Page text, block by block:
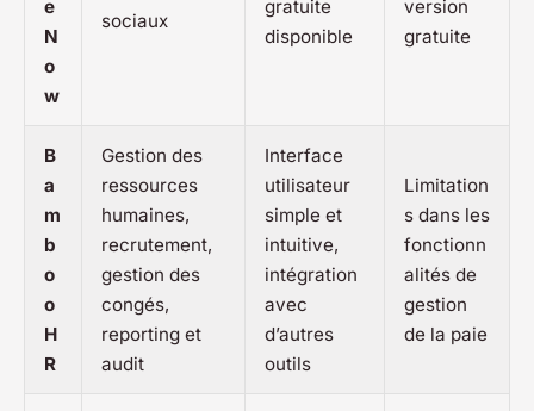
e
N
o
w
sociaux
gratuite
disponible
version
gratuite
B
a
m
b
o
o
H
R
Gestion des
ressources
humaines,
recrutement,
gestion des
congés,
reporting et
audit
Interface
utilisateur
simple et
intuitive,
intégration
avec
d’autres
outils
Limitation
s dans les
fonctionn
alités de
gestion
de la paie